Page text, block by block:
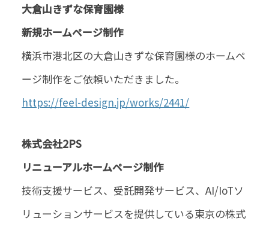
大倉山きずな保育園様
新規ホームページ制作
横浜市港北区の大倉山きずな保育園様のホームペ
ージ制作をご依頼いただきました。
https://feel-design.jp/works/2441/
株式会社2PS
リニューアルホームページ制作
技術支援サービス、受託開発サービス、AI/IoTソ
リューションサービスを提供している東京の株式